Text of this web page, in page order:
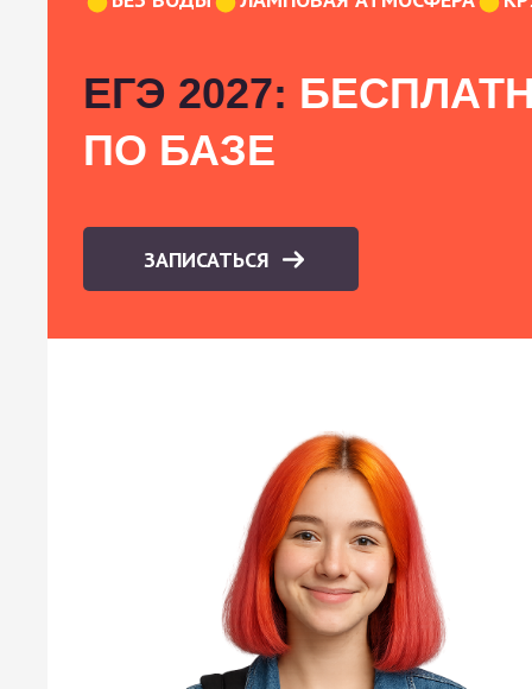
ЕГЭ 2027:
ПО БАЗЕ
ЗАПИСАТЬСЯ